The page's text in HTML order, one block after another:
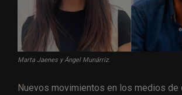
Marta Jaenes y Ángel Munárriz.
Nuevos movimientos en los medios de